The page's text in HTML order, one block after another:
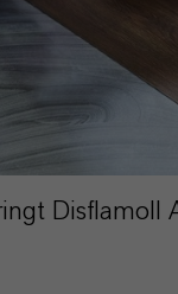
Disflamoll